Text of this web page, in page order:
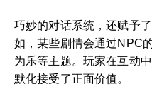
巧妙的对话系统，还赋予
如，某些剧情会通过NPC
为乐等主题。玩家在互动
默化接受了正面价值。